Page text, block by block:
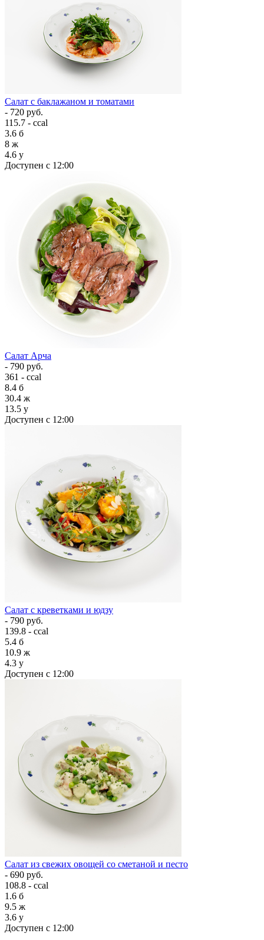
Салат с баклажаном и томатами
- 720 руб.
115.7 - ccal
3.6 б
8 ж
4.6 у
Доступен с 12:00
Салат Арча
- 790 руб.
361 - ccal
8.4 б
30.4 ж
13.5 у
Доступен с 12:00
Салат с креветками и юдзу
- 790 руб.
139.8 - ccal
5.4 б
10.9 ж
4.3 у
Доступен с 12:00
Салат из свежих овощей со сметаной и песто
- 690 руб.
108.8 - ccal
1.6 б
9.5 ж
3.6 у
Доступен с 12:00